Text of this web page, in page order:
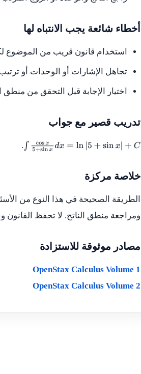
أخطاء شائعة يجب الانتباه لها
استخدام قانون قريب من الموضوع
تجاهل الإشارات أو الوحدات أو
اختيار الإجابة قبل التحقق من منطق
تدريب قصير مع جواب
∫cosx5+sinxdx=ln|5+sinx|+ C
.
خلاصة مركزة
الطريقة الصحيحة في هذا النوع من
ومراجعة منطق الناتج. لا تحفظ القانون
مصادر موثوقة للاستزادة
OpenStax Calculus Volume 1
OpenStax Calculus Volume 2